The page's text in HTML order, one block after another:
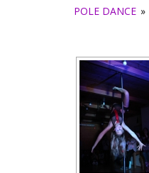
POLE DANCE »